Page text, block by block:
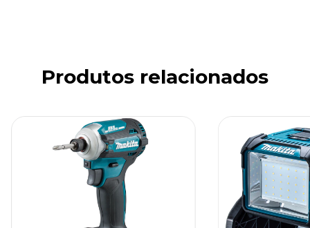
Produtos relacionados